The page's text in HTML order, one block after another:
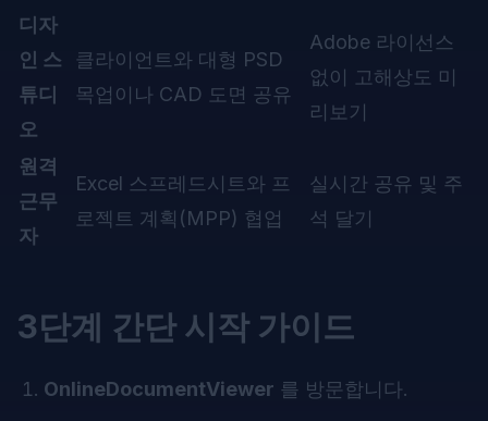
디자
인 스
튜디
오
클라이언트와 대형 PSD
목업이나 CAD 도면 공유
Adobe 라이선스
없이 고해상도 미
리보기
원격
근무
자
Excel 스프레드시트와 프
로젝트 계획(MPP) 협업
실시간 공유 및 주
석 달기
3단계 간단 시작 가이드
OnlineDocumentViewer 를 방문합니다.